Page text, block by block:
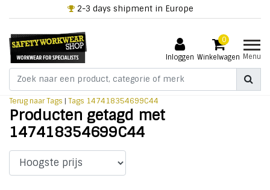
2-3 days shipment in Europe
Inloggen
0
Winkelwagen Menu
Terug naar Tags | Tags 147418354699C44
Producten getagd met
147418354699C44